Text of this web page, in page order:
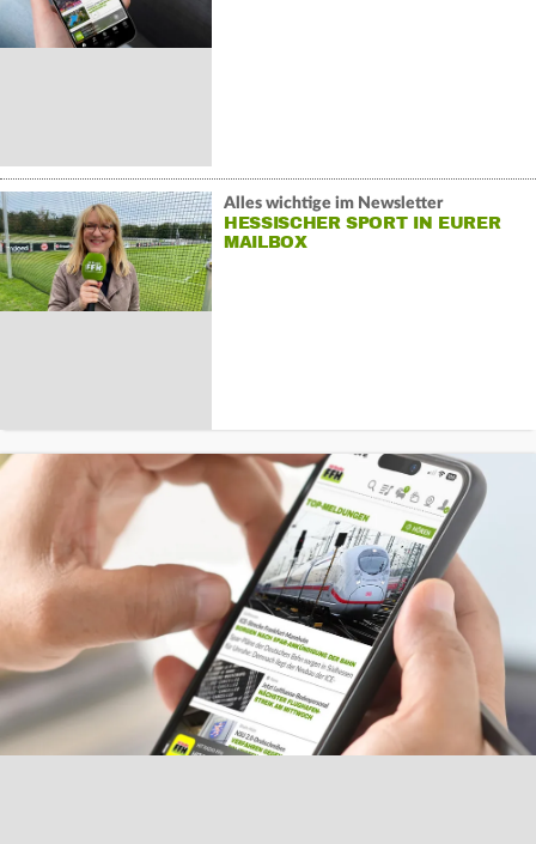
Alles wichtige im Newsletter
HESSISCHER SPORT IN EURER
MAILBOX